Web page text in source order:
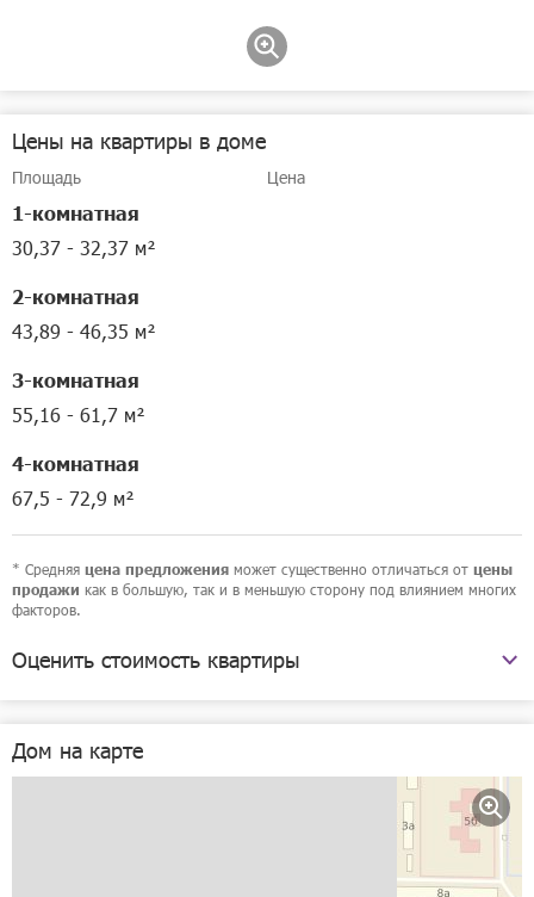
Цены на квартиры в доме
Площадь Цена
1-комнатная
30,37 - 32,37 м²
2-комнатная
43,89 - 46,35 м²
3-комнатная
55,16 - 61,7 м²
4-комнатная
67,5 - 72,9 м²
* Средняя цена предложения может существенно отличаться от цены
продажи как в большую, так и в меньшую сторону под влиянием многих
факторов.
Оценить стоимость квартиры
Дом на карте